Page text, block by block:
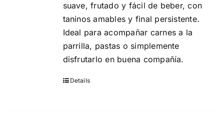
suave, frutado y fácil de beber, con
taninos amables y final persistente.
Ideal para acompañar carnes a la
parrilla, pastas o simplemente
disfrutarlo en buena compañía.
Details